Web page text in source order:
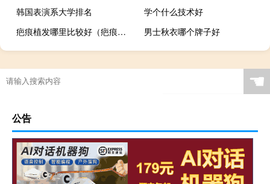
韩国表演系大学排名
学个什么技术好
疤痕植发哪里比较好（疤痕植发）
男士秋衣哪个牌子好
☚
公告